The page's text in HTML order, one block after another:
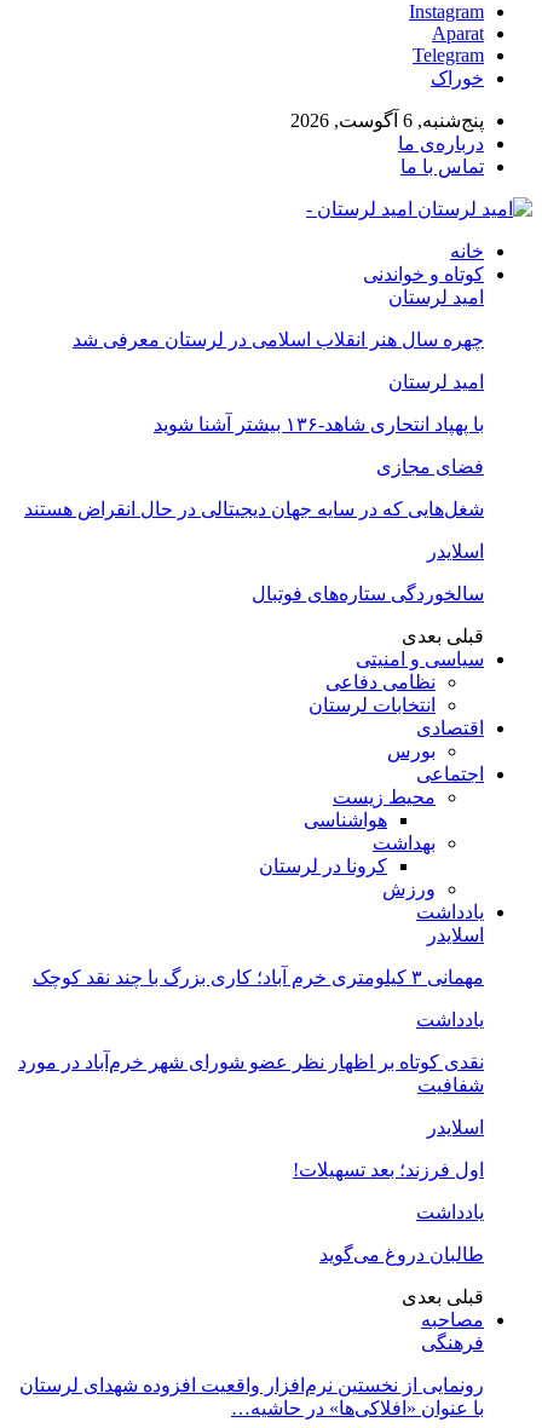
Instagram
Aparat
Telegram
خوراک
پنج‌شنبه, 6 آگوست, 2026
درباره‌ی ما
تماس با ما
امید لرستان -
خانه
کوتاه و خواندنی
امید لرستان
چهره سال هنر انقلاب اسلامی در لرستان معرفی شد
امید لرستان
با پهپاد انتحاری شاهد-۱۳۶ بیشتر آشنا شوید
فضای مجازی
شغل‌‌هایی که در سایه جهان دیجیتالی در حال انقراض هستند
اسلایدر
سالخوردگی ستاره‌های فوتبال
قبلی بعدی
سیاسی و امنیتی
نظامی دفاعی
انتخابات لرستان
اقتصادی
بورس
اجتماعی
محیط زیست
هواشناسی
بهداشت
کرونا در لرستان
ورزش
یادداشت
اسلایدر
مهمانی ۳ کیلومتری خرم آباد؛ کاری بزرگ با چند نقد کوچک
یادداشت
نقدی کوتاه بر اظهار نظر عضو شورای شهر خرم‌آباد در مورد
شفافیت
اسلایدر
اول فرزند؛ بعد تسهیلات!
یادداشت
طالبان دروغ می‌گوید
قبلی بعدی
مصاحبه
فرهنگی
رونمایی از نخستین نرم‌افزار واقعیت افزوده شهدای لرستان
با عنوان «افلاکی‌ها» در حاشیه…